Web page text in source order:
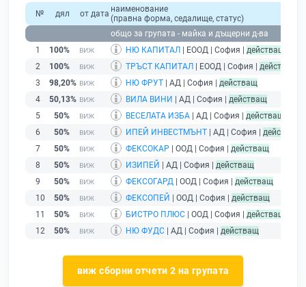
№ дял от дата наименование
(правна форма, седалище, статус)
общо за групата - майка и дъщерни д-ва
1
100% НЮ КАПИТАЛ | ЕООД | София | действащ
2
100% ТРЪСТ КАПИТАЛ | ЕООД | София | действащ
3
98,20% НЮ ФРУТ | АД | София | действащ
4
50,13% ВИЛА ВИНИ | АД | София | действащ
5
50% ВЕСЕЛАТА ИЗБА | АД | София | действащ
6
50% ИПЕЙ ИНВЕСТМЪНТ | АД | София | действащ
7
50% ФЕКСОКАР | ООД | София | действащ
8
50% ИЗИПЕЙ | АД | София | действащ
9
50% ФЕКСОГАРД | ООД | София | действащ
10
50% ФЕКСОПЕЙ | ООД | София | действащ
11
50% БИСТРО ПЛЮС | ООД | София | действащ
12
50% НЮ ФУДС | АД | София | действащ
виж сборни отчети 2 на групата